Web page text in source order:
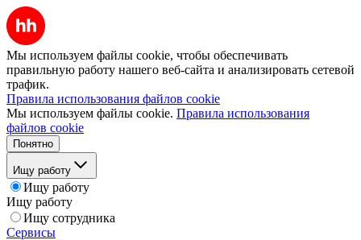
Мы используем файлы cookie, чтобы обеспечивать
правильную работу нашего веб-сайта и анализировать сетевой
трафик.
Правила использования файлов cookie
Мы используем файлы cookie. Правила использования
файлов cookie
Понятно
Ищу работу
Ищу работу
Ищу работу
Ищу сотрудника
Сервисы